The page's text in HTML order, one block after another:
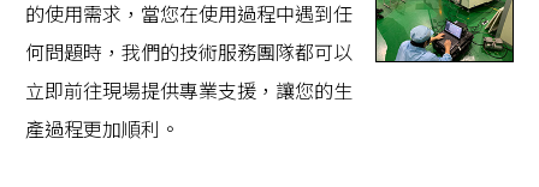
的使用需求，當您在使用過程中遇到任
何問題時，我們的技術服務團隊都可以
立即前往現場提供專業支援，讓您的生
產過程更加順利。